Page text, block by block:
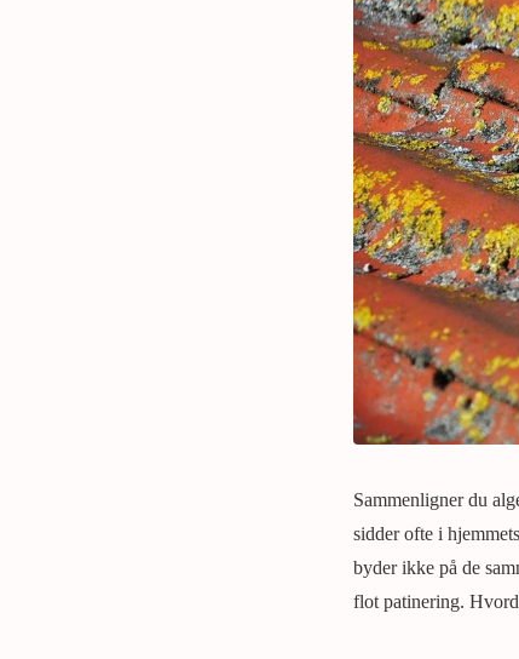
Sammenligner du
sidder ofte i
byder ikke på de
flot patinering.